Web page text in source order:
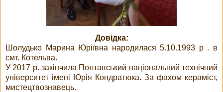
Довідка:
Шолудько Марина Юріївна народилася 5.10.1993 р . в
смт. Котельва.
У 2017 р. закінчила Полтавський національний технічний
університет імені Юрія Кондратюка. За фахом кераміст,
мистецтвознавець.